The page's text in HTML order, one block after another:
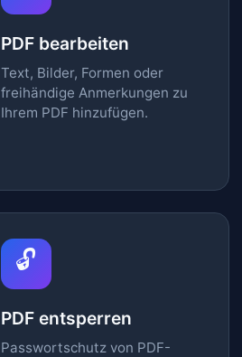
PDF bearbeiten
Text, Bilder, Formen oder
freihändige Anmerkungen zu
Ihrem PDF hinzufügen.
🔓
PDF entsperren
Passwortschutz von PDF-